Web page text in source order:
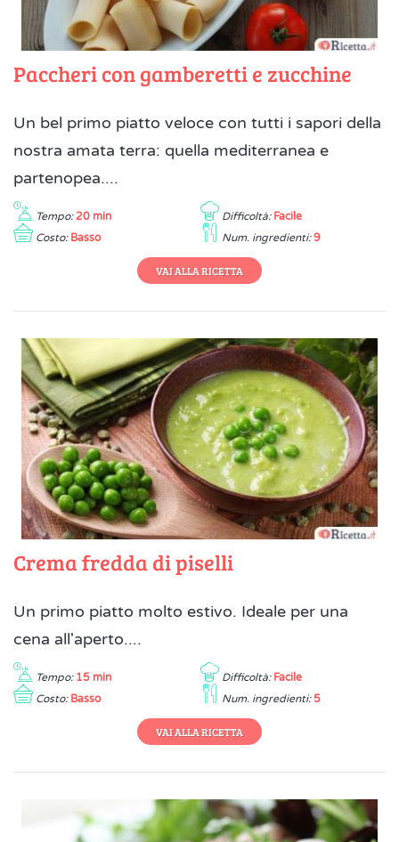
Paccheri con gamberetti e zucchine
Un bel primo piatto veloce con tutti i sapori della
nostra amata terra: quella mediterranea e
partenopea....
Tempo: 20 min Difficoltà: Facile
Costo: Basso Num. ingredienti: 9
VAI ALLA RICETTA
Crema fredda di piselli
Un primo piatto molto estivo. Ideale per una
cena all'aperto....
Tempo: 15 min Difficoltà: Facile
Costo: Basso Num. ingredienti: 5
VAI ALLA RICETTA